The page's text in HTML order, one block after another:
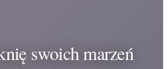
swoich marzeń